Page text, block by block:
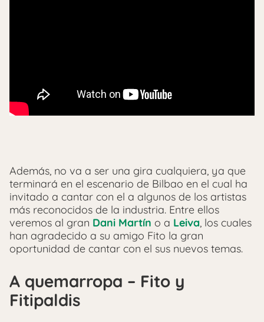
Además, no va a ser una gira cualquiera, ya que
terminará en el escenario de Bilbao en el cual ha
invitado a cantar con el a algunos de los artistas
más reconocidos de la industria. Entre ellos
veremos al gran Dani Martín o a Leiva, los cuales
han agradecido a su amigo Fito la gran
oportunidad de cantar con el sus nuevos temas.
A quemarropa – Fito y
Fitipaldis